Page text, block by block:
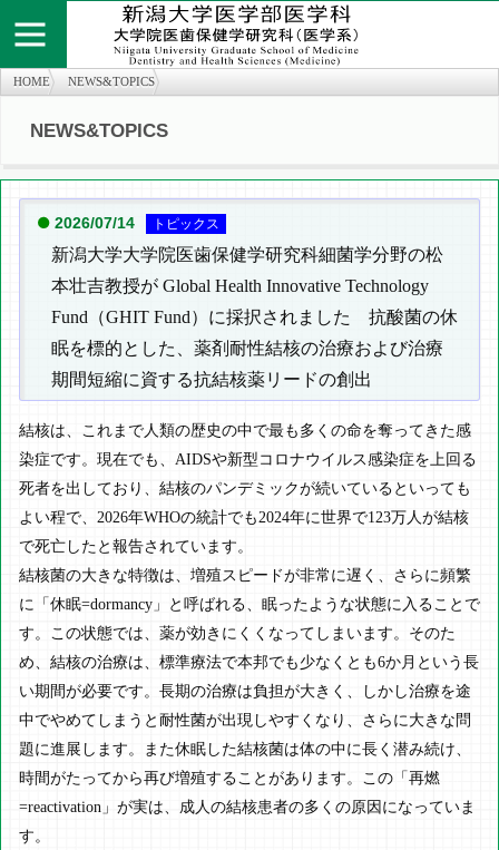
個人情報保護方針
旧twitter
HOME NEWS&TOPICS
NEWS&TOPICS
2026/07/14 トピックス
新潟大学大学院医歯保健学研究科細菌学分野の松
本壮吉教授が Global Health Innovative Technology
Fund（GHIT Fund）に採択されました 抗酸菌の休
眠を標的とした、薬剤耐性結核の治療および治療
期間短縮に資する抗結核薬リードの創出
結核は、これまで人類の歴史の中で最も多くの命を奪ってきた感
染症です。現在でも、AIDSや新型コロナウイルス感染症を上回る
死者を出しており、結核のパンデミックが続いているといっても
よい程で、2026年WHOの統計でも2024年に世界で123万人が結核
で死亡したと報告されています。
結核菌の大きな特徴は、増殖スピードが非常に遅く、さらに頻繁
に「休眠=dormancy」と呼ばれる、眠ったような状態に入ることで
す。この状態では、薬が効きにくくなってしまいます。そのた
め、結核の治療は、標準療法で本邦でも少なくとも6か月という長
い期間が必要です。長期の治療は負担が大きく、しかし治療を途
中でやめてしまうと耐性菌が出現しやすくなり、さらに大きな問
題に進展します。また休眠した結核菌は体の中に長く潜み続け、
時間がたってから再び増殖することがあります。この「再燃
=reactivation」が実は、成人の結核患者の多くの原因になっていま
す。